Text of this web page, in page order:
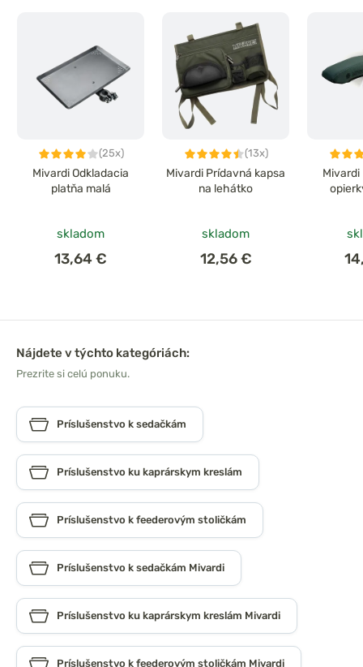
(25x)
Mivardi Odkladacia
platňa malá
skladom
13,64 €
(13x)
Mivardi Prídavná kapsa
na lehátko
skladom
12,56 €
Mivardi
Nájdete v týchto kategóriách:
Prezrite si celú ponuku.
Príslušenstvo k sedačkám
Príslušenstvo ku kaprárskym kreslám
Príslušenstvo k feederovým stoličkám
Príslušenstvo k sedačkám Mivardi
Príslušenstvo ku kaprárskym kreslám Mivardi
Príslušenstvo k feederovým stoličkám Mivardi